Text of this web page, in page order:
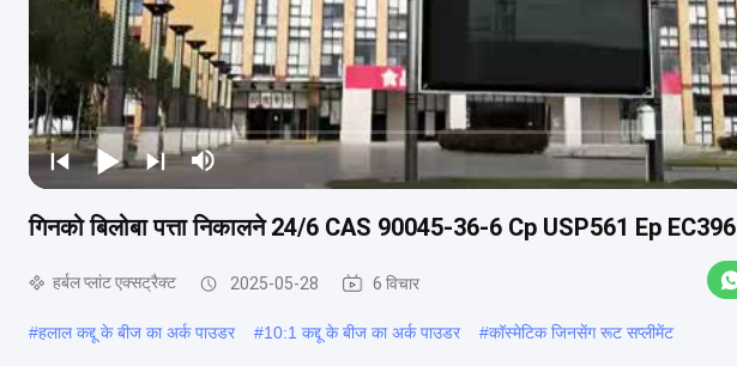
गिनको बिलोबा पत्ता निकालने 24/6 CAS 90045-36-6 Cp USP561 Ep EC396
हर्बल प्लांट एक्सट्रैक्ट 2025-05-28 6 विचार
#हलाल कद्दू के बीज का अर्क पाउडर #10:1 कद्दू के बीज का अर्क पाउडर #कॉस्मेटिक जिनसेंग रूट सप्लीमेंट